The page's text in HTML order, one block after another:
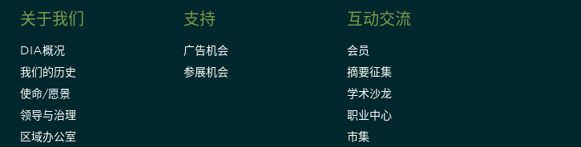
关于我们
DIA概况
我们的历史
使命/愿景
领导与治理
区域办公室
支持
广告机会
参展机会
互动交流
会员
摘要征集
学术沙龙
职业中心
市集